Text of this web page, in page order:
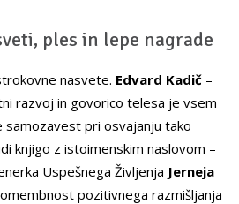
ples in lepe nagrade
nasvete. Edvard Kadič –
razvoj in govorico telesa je vsem
samozavest pri osvajanju tako
knjigo z istoimenskim naslovom –
Uspešnega Življenja Jerneja
pozitivnega razmišljanja